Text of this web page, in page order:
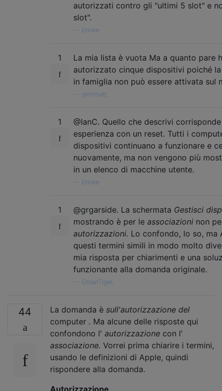
autorizzati contro gli "ultimi 5 slot" e
slot".
bmike
1
La mia lista è vuota Ma a quanto pare
autorizzato cinque dispositivi poiché
in famiglia non può essere attivata sul
gentmatt,
1
@IanC. Quello che descrivi
esperienza con un reset. Tutti i
dispositivi continuano a funzionare e
nuovamente, ma non vengono più
in un elenco di macchine utente.
bmike
1 @grgarside. La schermata Gestisci
mostrando è per le associazioni non
autorizzazioni. Lo confondo, lo so, ma
questi termini simili in modo molto
mia risposta per chiarimenti e una
funzionante alla domanda originale.
GrowlTiger,
44 La domanda è sull'autorizzazione del
computer . Ma alcune delle risposte qui
confondono l' autorizzazione con l'
associazione. Vorrei prima chiarire i termini,
usando le definizioni di Apple, quindi
rispondere alla domanda.